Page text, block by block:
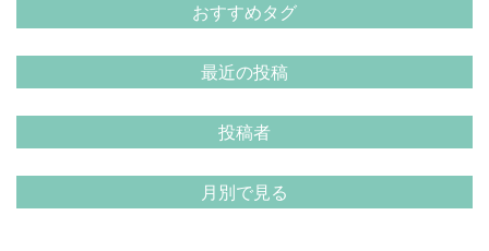
おすすめタグ
最近の投稿
投稿者
月別で見る